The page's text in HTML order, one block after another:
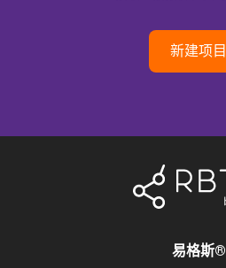
新建项目
易格斯®